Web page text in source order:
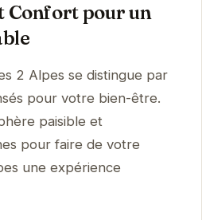
Confort pour un
2 Alpes se distingue par
pour votre bien-être.
paisible et
pour faire de votre
une expérience